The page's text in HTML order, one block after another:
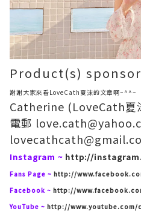
Product(s)
謝謝大家來看LoveCath夏沫的文章啊~^^~
Catherine (LoveCath夏
電郵
Instagram ~ http://
Fans Page ~ http://
Facebook ~ http://
YouTube ~ http://www.youtube.com/